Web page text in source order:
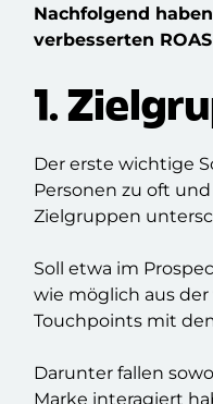
Nachfolgend
verbesserten
1.
Der erste wichtige
Personen zu oft
Zielgruppen
Soll etwa im
wie möglich aus
Touchpoints mit
Darunter fallen
Marke interagiert